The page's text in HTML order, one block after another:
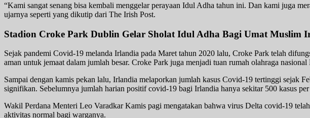
“Kami sangat senang bisa kembali menggelar perayaan Idul Adha tahun ini. Dan kami juga
ujarnya seperti yang dikutip dari The Irish Post.
Stadion Croke Park Dublin Gelar Sholat Idul Adha Bagi Umat Muslim
Sejak pandemi Covid-19 melanda Irlandia pada Maret tahun 2020 lalu, Croke Park telah
aman untuk jemaat dalam jumlah besar. Croke Park juga menjadi tuan rumah olahraga
Sampai dengan kamis pekan lalu, Irlandia melaporkan jumlah kasus Covid-19 tertinggi sejak
signifikan. Sebelumnya jumlah harian positif covid-19 bagi Irlandia hanya sekitar 500 kasus
Wakil Perdana Menteri Leo Varadkar Kamis pagi mengatakan bahwa virus Delta covid-19
aktivitas normal bagi warganya.